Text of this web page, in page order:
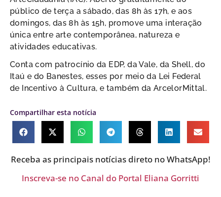
público de terça a sábado, das 8h às 17h, e aos
domingos, das 8h às 15h, promove uma interação
única entre arte contemporânea, natureza e
atividades educativas.
Conta com patrocínio da EDP, da Vale, da Shell, do
Itaú e do Banestes, esses por meio da Lei Federal
de Incentivo à Cultura, e também da ArcelorMittal.
Compartilhar esta notícia
Receba as principais notícias direto no WhatsApp!
Inscreva-se no Canal do Portal Eliana Gorritti